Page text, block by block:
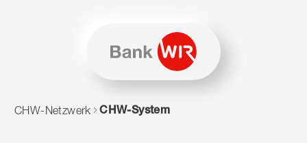
Zum Navigieren dieser Seite wird JavaScript benötigt.
CHW-Netzwerk CHW-System